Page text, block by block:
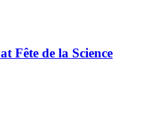
Fête de la Science